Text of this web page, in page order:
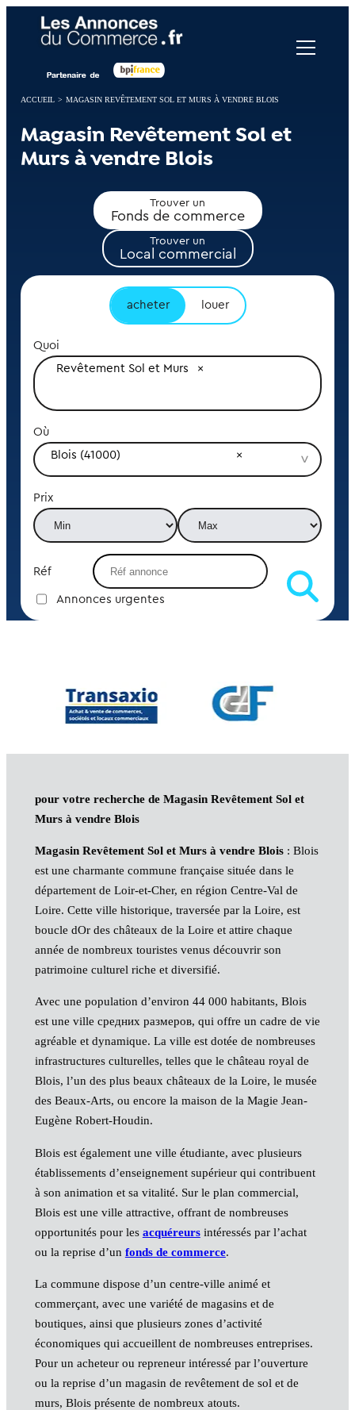
ACCUEIL > MAGASIN REVÊTEMENT SOL ET MURS À VENDRE BLOIS
Magasin Revêtement Sol et
Murs à vendre Blois
Trouver un
Fonds de commerce
Trouver un
Local commercial
acheter louer
Quoi
Revêtement Sol et Murs
Où
Blois (41000)
Prix
Réf
Annonces urgentes
pour votre recherche de Magasin Revêtement Sol et
Murs à vendre Blois
Magasin Revêtement Sol et Murs à vendre Blois: Blois
est une charmante commune française située dans le
département de Loir-et-Cher, en région Centre-Val de
Loire. Cette ville historique, traversée par la Loire, est
boucle dOr des châteaux de la Loire et attire chaque
année de nombreux touristes venus découvrir son
patrimoine culturel riche et diversifié.
Avec une population d’environ 44 000 habitants, Blois
est une ville средних размеров, qui offre un cadre de vie
agréable et dynamique. La ville est dotée de nombreuses
infrastructures culturelles, telles que le château royal de
Blois, l’un des plus beaux châteaux de la Loire, le musée
des Beaux-Arts, ou encore la maison de la Magie Jean-
Eugène Robert-Houdin.
Blois est également une ville étudiante, avec plusieurs
établissements d’enseignement supérieur qui contribuent
à son animation et sa vitalité. Sur le plan commercial,
Blois est une ville attractive, offrant de nombreuses
opportunités pour les acquéreursintéressés par l’achat
ou la reprise d’un fonds de commerce.
La commune dispose d’un centre-ville animé et
commerçant, avec une variété de magasins et de
boutiques, ainsi que plusieurs zones d’activité
économiques qui accueillent de nombreuses entreprises.
Pour un acheteur ou repreneur intéressé par l’ouverture
ou la reprise d’un magasin de revêtement de sol et de
murs, Blois présente de nombreux atouts.
Panneau de gestion des cookies